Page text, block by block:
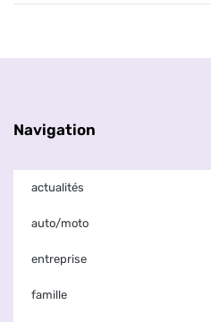
Navigation
actualités
auto/moto
entreprise
famille